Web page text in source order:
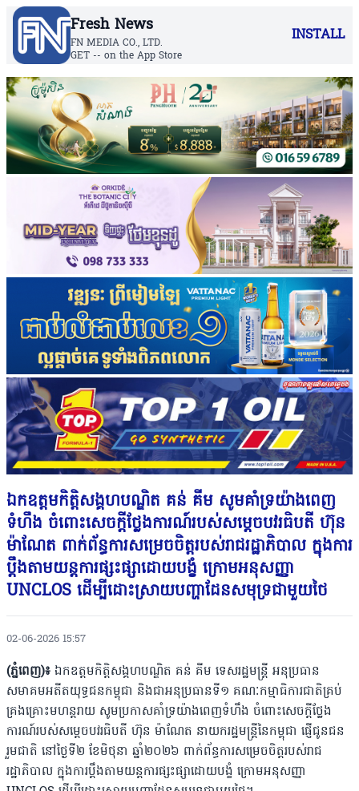
Fresh News
FN MEDIA CO., LTD.
GET -- on the App Store
INSTALL
ឯកឧត្តមកិត្តិសង្គហបណ្ឌិត គន់ គីម សូមគាំទ្រយ៉ាងពេញ
ទំហឹង ចំពោះសេចក្តីថ្លែងការណ៍របស់សម្តេចបវរធិបតី ហ៊ុន
ម៉ាណែត ពាក់ព័ន្ធការសម្រេចចិត្តរបស់រាជរដ្ឋាភិបាល ក្នុងការ
ប្តឹងតាមយន្តការផ្សះផ្សាដោយបង្ខំ ក្រោមអនុសញ្ញា
UNCLOS ដើម្បីដោះស្រាយបញ្ហាដែនសមុទ្រជាមួយថៃ
02-06-2026 15:57
(ភ្នំពេញ)៖ ឯកឧត្តមកិត្តិសង្គហបណ្ឌិត គន់ គីម ទេសរដ្ឋមន្ត្រី អនុប្រធាន
សមាគមអតីតយុទ្ធជនកម្ពុជា និងជាអនុប្រធានទី១ គណៈកម្មាធិការជាតិគ្រប់
គ្រងគ្រោះមហន្តរាយ សូមប្រកាសគាំទ្រយ៉ាងពេញទំហឹង ចំពោះសេចក្តីថ្លែង
ការណ៍របស់សម្តេចបវរធិបតី ហ៊ុន ម៉ាណែត នាយករដ្ឋមន្ត្រីនៃកម្ពុជា ផ្ញើជូនជន
រួមជាតិ ​នៅថ្ងៃទី២ ខែមិថុនា ឆ្នាំ២០២៦ ពាក់ព័ន្ធការសម្រេចចិត្តរបស់រាជ
រដ្ឋាភិបាល ក្នុងការប្តឹងតាមយន្តការផ្សះផ្សាដោយបង្ខំ ក្រោមអនុសញ្ញា